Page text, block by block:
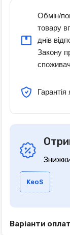
Обмін/
товару
днів
Закону
Гарантія
KeoS
Варіанти